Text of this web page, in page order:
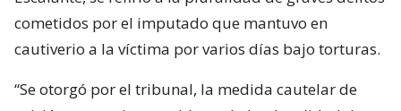
cometidos por el imputado que mantuvo en
cautiverio a la víctima por varios días bajo torturas.
“Se otorgó por el tribunal, la medida cautelar de